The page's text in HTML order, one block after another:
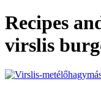
Recipes
virslis